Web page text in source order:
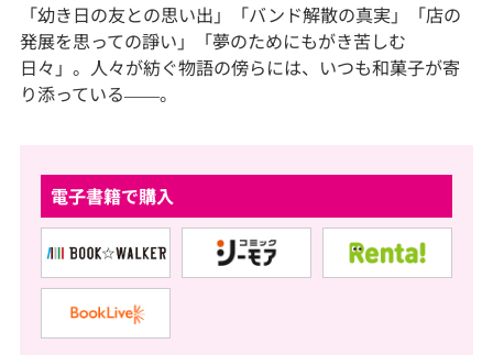
「幼き日の友との思い出」「バンド解散の真実」「店の
発展を思っての諍い」「夢のためにもがき苦しむ
日々」。人々が紡ぐ物語の傍らには、いつも和菓子が寄
り添っている――。
電子書籍で購入